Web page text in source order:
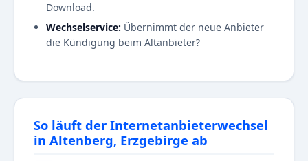
Download.
Wechselservice: Übernimmt der neue Anbieter
die Kündigung beim Altanbieter?
So läuft der Internetanbieterwechsel
in Altenberg, Erzgebirge ab